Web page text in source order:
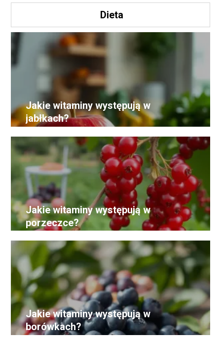
Dieta
Jakie witaminy występują w
jabłkach?
Jakie witaminy występują w
porzeczce?
Jakie witaminy występują w
borówkach?